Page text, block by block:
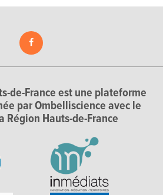
de-France est une plateforme
par Ombelliscience avec le
Région Hauts-de-France